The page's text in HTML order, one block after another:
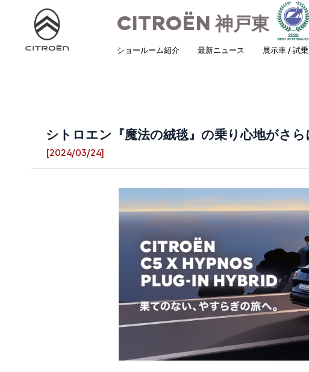
CITROËN神戸東
ショールーム紹介 最新ニュース 展示車 / 試
シトロエン『魔法の絨毯』の乗り心地がさら
[2024/03/24]